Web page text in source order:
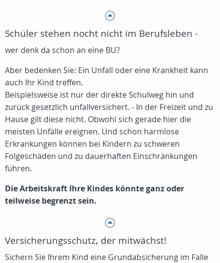
Schüler stehen nocht nicht im Berufsleben -
wer denk da schon an eine BU?
Aber bedenken Sie: Ein Unfall oder eine Krankheit kann
auch Ihr Kind treffen.
Beispielsweise ist nur der direkte Schulweg hin und
zurück gesetzlich unfallversichert. - In der Freizeit und zu
Hause gilt diese nicht. Obwohl sich gerade hier die
meisten Unfälle ereignen. Und schon harmlose
Erkrankungen können bei Kindern zu schweren
Folgeschäden und zu dauerhaften Einschränkungen
führen.
Die Arbeitskraft Ihre Kindes könnte ganz oder
teilweise begrenzt sein.
Versicherungsschutz, der mitwächst!
Sichern Sie Ihrem Kind eine Grundabsicherung im Falle